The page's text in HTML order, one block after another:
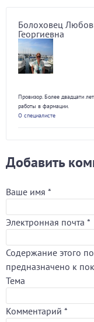
Болоховец
Георгиевна
Провизор. Более двадцати лет
работы в фармации.
О специалисте
Добавить
Ваше имя *
Электронная почта *
Содержание этого
предназначено к
Тема
Комментарий *